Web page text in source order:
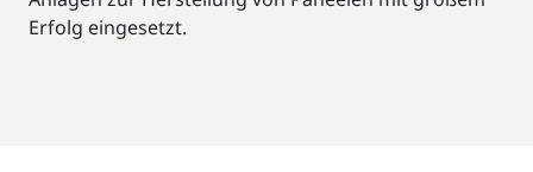
Erfolg eingesetzt.